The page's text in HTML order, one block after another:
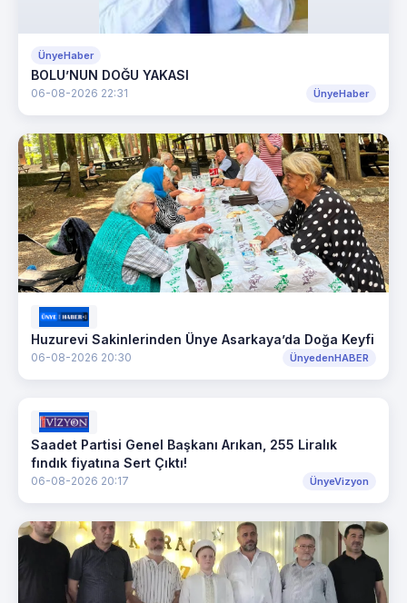
ÜnyeHaber
BOLU’NUN DOĞU YAKASI
06-08-2026 22:31 ÜnyeHaber
Huzurevi Sakinlerinden Ünye Asarkaya’da Doğa Keyfi
06-08-2026 20:30 ÜnyedenHABER
Saadet Partisi Genel Başkanı Arıkan, 255 Liralık
fındık fiyatına Sert Çıktı!
06-08-2026 20:17 ÜnyeVizyon